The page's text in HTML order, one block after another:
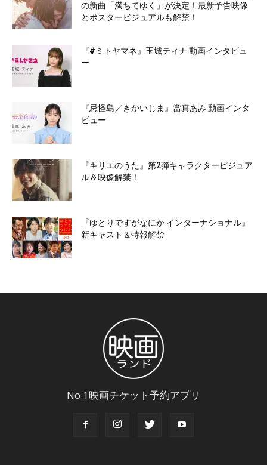
の新曲「満ちてゆく」が決定！最新予告映像
とポスタービジュアルも解禁！
『#ミトヤマネ』玉城ティナ 動画インタビュ
ー
『忌怪島／きかいじま』當真あみ 動画インタ
ビュー
『キリエのうた』第2弾キャラクタービジュア
ル＆映像解禁！
『ゆとりですがなにか インターナショナル』
新キャスト＆特報解禁
No.1映画チケット予約アプリ